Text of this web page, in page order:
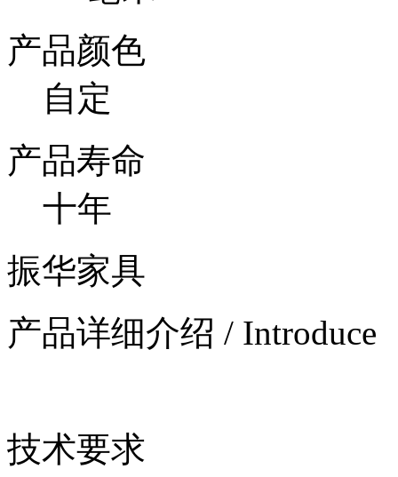
产品颜色
自定
产品寿命
十年
振华家具
产品详细介绍 / Introduce
技术要求